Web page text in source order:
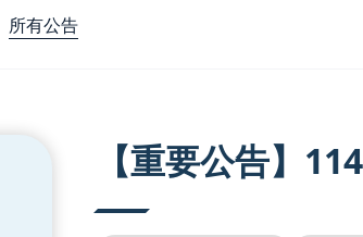
所有公告
【重要公告】